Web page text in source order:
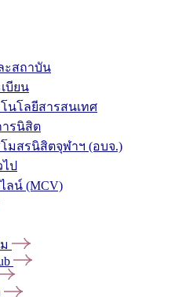
ะสถาบัน
บียน
นโลยีสารสนเทศ
รนิสิต
มสรนิสิตจุฬาฯ (อบจ.)
ป
ลน์ (MCV)